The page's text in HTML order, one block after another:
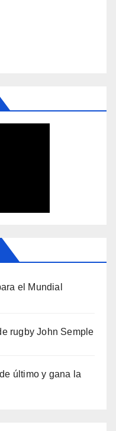
el Mundial
rugby John Semple
último y gana la